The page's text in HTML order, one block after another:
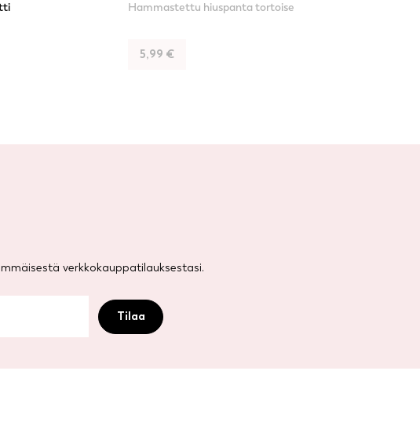
Hammastettu hiuspanta tortoise
5,99 €
verkkokauppatilauksestasi.